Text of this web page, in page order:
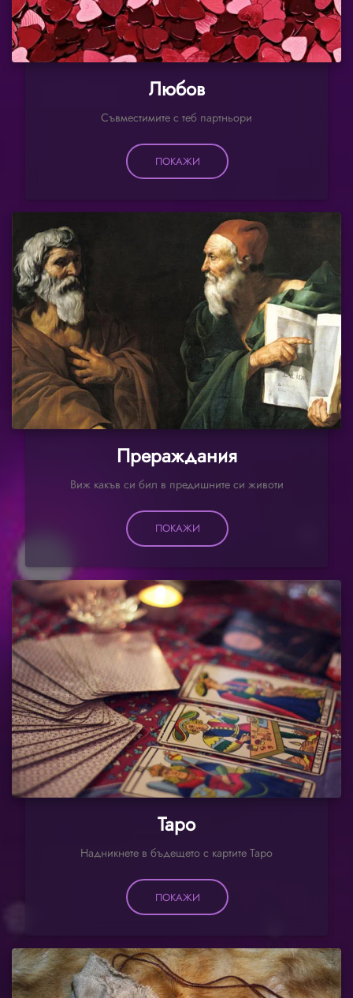
Любов
Съвместимите с теб партньори
ПОКАЖИ
Прераждания
Виж какъв си бил в предишните си животи
ПОКАЖИ
Таро
Надникнете в бъдещето с картите Таро
ПОКАЖИ